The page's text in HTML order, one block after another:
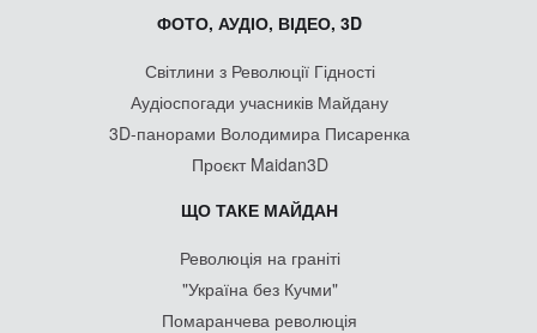
ФОТО, АУДІО, ВІДЕО, 3D
Світлини з Революції Гідності
Аудіоспогади учасників Майдану
3D-панорами Володимира Писаренка
Проєкт Maidan3D
ЩО ТАКЕ МАЙДАН
Революція на граніті
"Україна без Кучми"
Помаранчева революція